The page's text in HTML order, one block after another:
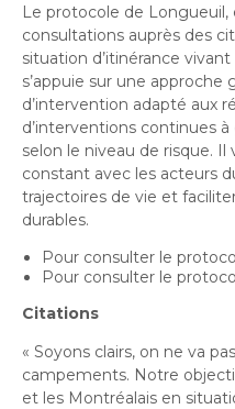
Le protocole de Longueuil,
consultations auprès des
situation d’itinérance
s’appuie sur une
d’intervention adapté aux
d’interventions continues
selon le niveau de risque.
constant avec les acteurs
trajectoires de vie et
durables.
Pour consulter le
Pour consulter le
Citations
« Soyons clairs, on ne va
campements. Notre
et les Montréalais en